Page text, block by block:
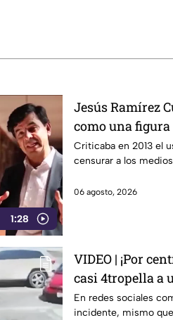
1:28
Jesús Ramírez
como una
de censura del
Criticaba en 2013 el
censurar a los
06 agosto, 2026
VIDEO | ¡Por
casi 4tropella a
reconocida
En redes sociales
incidente, mismo